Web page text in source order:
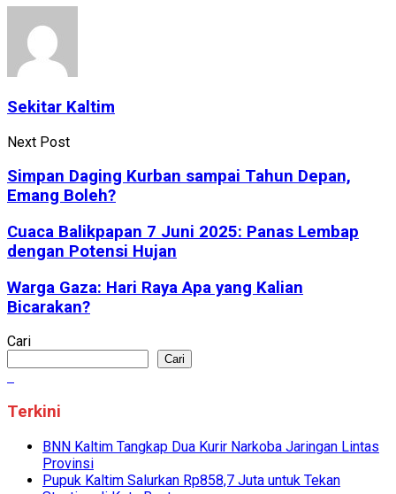
Sekitar Kaltim
Next Post
Simpan Daging Kurban sampai Tahun Depan,
Emang Boleh?
Cuaca Balikpapan 7 Juni 2025: Panas Lembap
dengan Potensi Hujan
Warga Gaza: Hari Raya Apa yang Kalian
Bicarakan?
Cari
Cari
Terkini
BNN Kaltim Tangkap Dua Kurir Narkoba Jaringan Lintas
Provinsi
Pupuk Kaltim Salurkan Rp858,7 Juta untuk Tekan